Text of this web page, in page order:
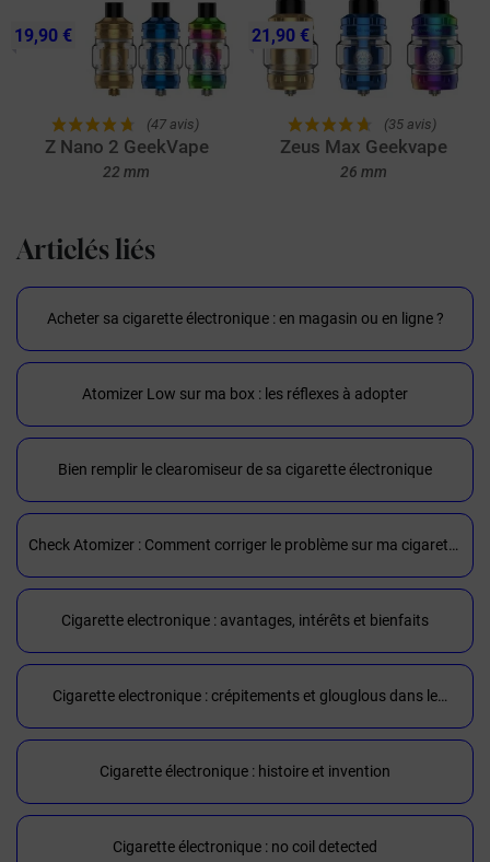
(47 avis)
Z Nano 2 GeekVape
22 mm
19,90 €
(35 avis)
Zeus Max Geekvape
26 mm
21,90 €
Articlés liés
Acheter sa cigarette électronique : en magasin ou en ligne ?
Atomizer Low sur ma box : les réflexes à adopter
Bien remplir le clearomiseur de sa cigarette électronique
Check Atomizer : Comment corriger le problème sur ma cigarette
Electronique ?
Cigarette electronique : avantages, intérêts et bienfaits
Cigarette electronique : crépitements et glouglous dans le
clearomiseur
Cigarette électronique : histoire et invention
Cigarette électronique : no coil detected